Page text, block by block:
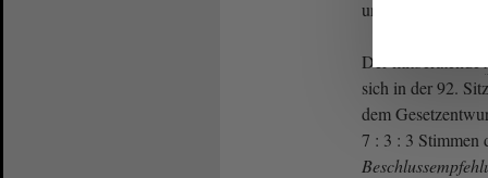
unveränderter
Der mitberatende
sich in der 92.
dem
7 : 3 : 3 Stimmen